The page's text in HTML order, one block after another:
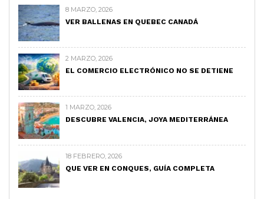
8 MARZO, 2026
VER BALLENAS EN QUEBEC CANADÁ
2 MARZO, 2026
EL COMERCIO ELECTRÓNICO NO SE DETIENE
1 MARZO, 2026
DESCUBRE VALENCIA, JOYA MEDITERRÁNEA
18 FEBRERO, 2026
QUE VER EN CONQUES, GUÍA COMPLETA